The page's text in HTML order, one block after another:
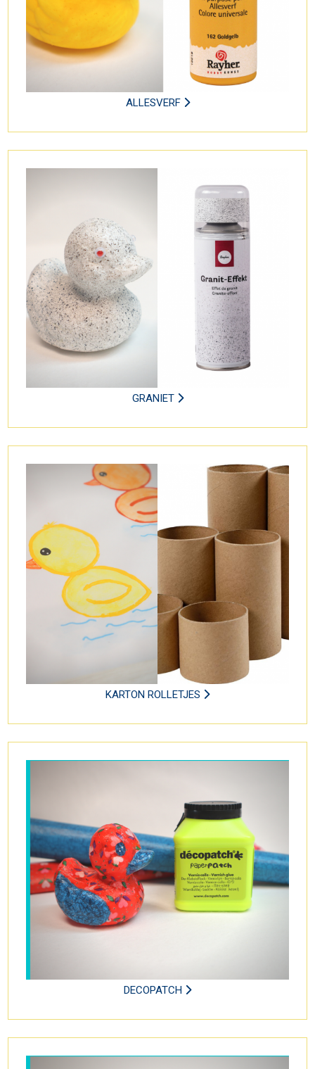
ALLESVERF
GRANIET
KARTON ROLLETJES
DECOPATCH